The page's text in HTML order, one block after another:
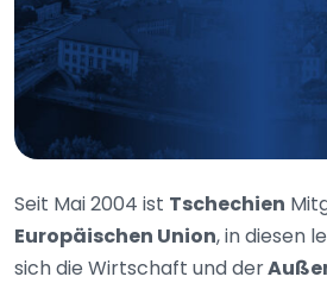
Seit Mai 2004 ist Tschechien
Europäischen Union, in diesen
sich die Wirtschaft und der